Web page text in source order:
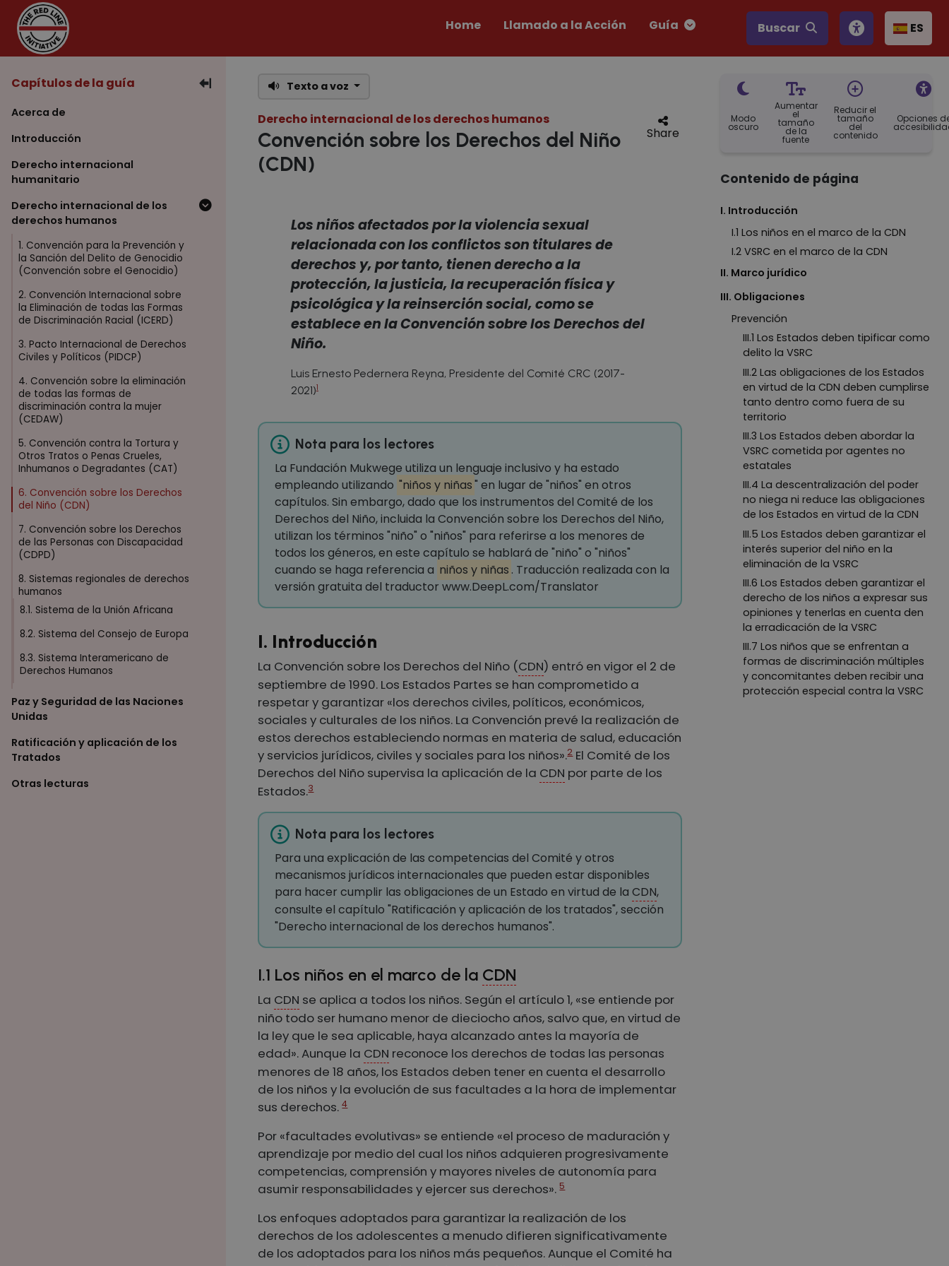
Home Llamado a la Acción Guía Buscar ES
Capítulos de la guía
Acerca de
Introducción
Derecho internacional
humanitario
Derecho internacional de los
derechos humanos
1. Convención para la Prevención y
la Sanción del Delito de Genocidio
(Convención sobre el Genocidio)
2. Convención Internacional sobre
la Eliminación de todas las Formas
de Discriminación Racial (ICERD)
3. Pacto Internacional de Derechos
Civiles y Políticos (PIDCP)
4. Convención sobre la eliminación
de todas las formas de
discriminación contra la mujer
(CEDAW)
5. Convención contra la Tortura y
Otros Tratos o Penas Crueles,
Inhumanos o Degradantes (CAT)
6. Convención sobre los Derechos
del Niño (CDN)
7. Convención sobre los Derechos
de las Personas con Discapacidad
(CDPD)
8. Sistemas regionales de derechos
humanos
8.1. Sistema de la Unión Africana
8.2. Sistema del Consejo de Europa
8.3. Sistema Interamericano de
Derechos Humanos
Paz y Seguridad de las Naciones
Unidas
Ratificación y aplicación de los
Tratados
Otras lecturas
Texto a voz
Derecho internacional de los derechos humanos
Convención sobre los Derechos del Niño
(CDN)
Share
Los niños afectados por la violencia sexual
relacionada con los conflictos son titulares de
derechos y, por tanto, tienen derecho a la
protección, la justicia, la recuperación física y
psicológica y la reinserción social, como se
establece en la Convención sobre los Derechos del
Niño.
Luis Ernesto Pedernera Reyna, Presidente del Comité CRC (2017-
2021)1
Nota para los lectores
La Fundación Mukwege utiliza un lenguaje inclusivo y ha estado
empleando utilizando "niños y niñas" en lugar de "niños" en otros
capítulos. Sin embargo, dado que los instrumentos del Comité de los
Derechos del Niño, incluida la Convención sobre los Derechos del Niño,
utilizan los términos "niño" o "niños" para referirse a los menores de
todos los géneros, en este capítulo se hablará de "niño" o "niños"
cuando se haga referencia a niños y niñas . Traducción realizada con la
versión gratuita del traductor www.DeepL.com/Translator
I. Introducción
La Convención sobre los Derechos del Niño (CDN) entró en vigor el 2 de
septiembre de 1990. Los Estados Partes se han comprometido a
respetar y garantizar «los derechos civiles, políticos, económicos,
sociales y culturales de los niños. La Convención prevé la realización de
estos derechos estableciendo normas en materia de salud, educación
y servicios jurídicos, civiles y sociales para los niños».2El Comité de los
Derechos del Niño supervisa la aplicación de la CDN por parte de los
Estados.3
Nota para los lectores
Para una explicación de las competencias del Comité y otros
mecanismos jurídicos internacionales que pueden estar disponibles
para hacer cumplir las obligaciones de un Estado en virtud de laCDN,
consulte el capítulo "Ratificación y aplicación de los tratados", sección
"Derecho internacional de los derechos humanos".
I.1 Los niños en el marco de la CDN
La CDN se aplica a todos los niños. Según el artículo 1, «se entiende por
niño todo ser humano menor de dieciocho años, salvo que, en virtud de
la ley que le sea aplicable, haya alcanzado antes la mayoría de
edad». Aunque la CDN reconoce los derechos de todas las personas
menores de 18 años, los Estados deben tener en cuenta el desarrollo
de los niños y la evolución de sus facultades a la hora de implementar
sus derechos.4
Por «facultades evolutivas» se entiende «el proceso de maduración y
aprendizaje por medio del cual los niños adquieren progresivamente
competencias, comprensión y mayores niveles de autonomía para
asumir responsabilidades y ejercer sus derechos».5
Los enfoques adoptados para garantizar la realización de los
derechos de los adolescentes a menudo difieren significativamente
de los adoptados para los niños más pequeños. Aunque el Comité ha
Modo
oscuro
Aumentar
el
tamaño
de la
fuente
Reducir el
tamaño
del
contenido
Opciones
Contenido de página
I. Introducción
I.1 Los niños en el marco de la CDN
I.2 VSRC en el marco de la CDN
II. Marco jurídico
III. Obligaciones
Prevención
III.1 Los Estados deben tipificar como
delito la VSRC
III.2 Las obligaciones de los Estados
en virtud de la CDN deben cumplirse
tanto dentro como fuera de su
territorio
III.3 Los Estados deben abordar la
VSRC cometida por agentes no
estatales
III.4 La descentralización del poder
no niega ni reduce las obligaciones
de los Estados en virtud de la CDN
III.5 Los Estados deben garantizar el
interés superior del niño en la
eliminación de la VSRC
III.6 Los Estados deben garantizar el
derecho de los niños a expresar sus
opiniones y tenerlas en cuenta den
la erradicación de la VSRC
III.7 Los niños que se enfrentan a
formas de discriminación múltiples
y concomitantes deben recibir una
protección especial contra la VSRC